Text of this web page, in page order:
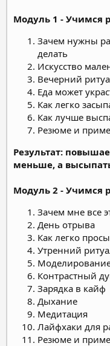
Модуль 1 - Учимся
Зачем нужны
делать
Искусство
Вечерний
Еда может
Как легко
Как лучше
Резюме и
Результат:
меньше, а
Модуль 2 - Учимся
Зачем мне все
День отрыва
Как легко
Утренний
Контрастный
Зарядка в кайф
Дыхание
Медитация
Лайфхаки для
Резюме и